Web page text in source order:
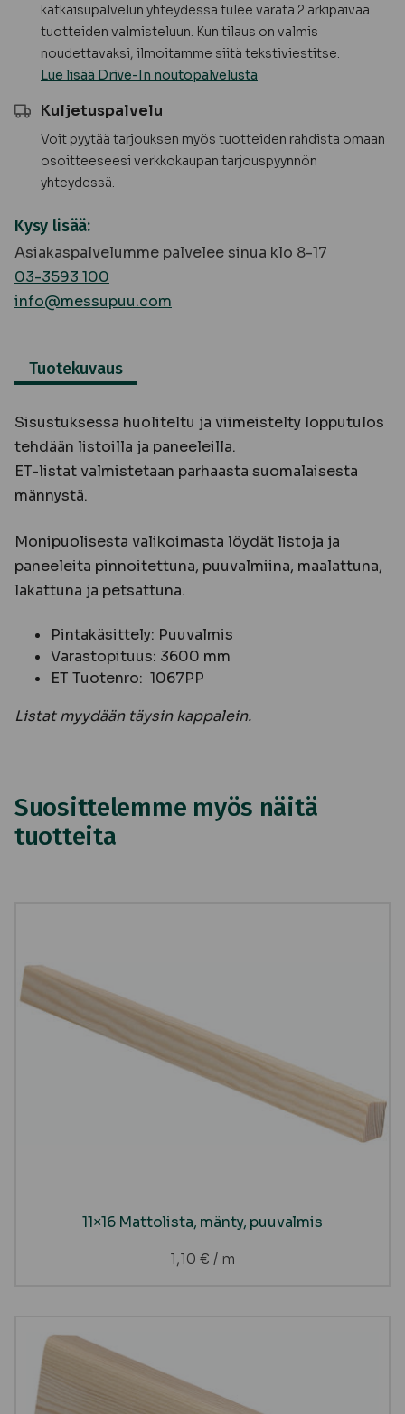
katkaisupalvelun yhteydessä tulee varata 2 arkipäivää
tuotteiden valmisteluun. Kun tilaus on valmis
noudettavaksi, ilmoitamme siitä tekstiviestitse.
Lue lisää Drive-In noutopalvelusta
Kuljetuspalvelu
Voit pyytää tarjouksen myös tuotteiden rahdista omaan
osoitteeseesi verkkokaupan tarjouspyynnön
yhteydessä.
Kysy lisää:
Asiakaspalvelumme palvelee sinua klo 8-17
03-3593 100
info@messupuu.com
Tuotekuvaus
Sisustuksessa huoliteltu ja viimeistelty lopputulos
tehdään listoilla ja paneeleilla.
ET-listat valmistetaan parhaasta suomalaisesta
männystä.
Monipuolisesta valikoimasta löydät listoja ja
paneeleita pinnoitettuna, puuvalmiina, maalattuna,
lakattuna ja petsattuna.
Pintakäsittely: Puuvalmis
Varastopituus: 3600 mm
ET Tuotenro: 1067PP
Listat myydään täysin kappalein.
Suosittelemme myös näitä
tuotteita
11×16 Mattolista, mänty, puuvalmis
1,10 € / m